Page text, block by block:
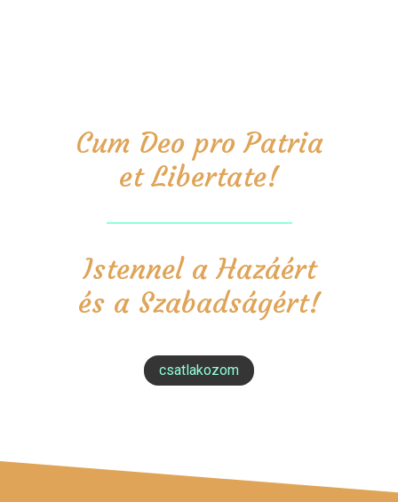
Cum Deo pro Patria
et Libertate!
Istennel a Hazáért
és a Szabadságért!
csatlakozom